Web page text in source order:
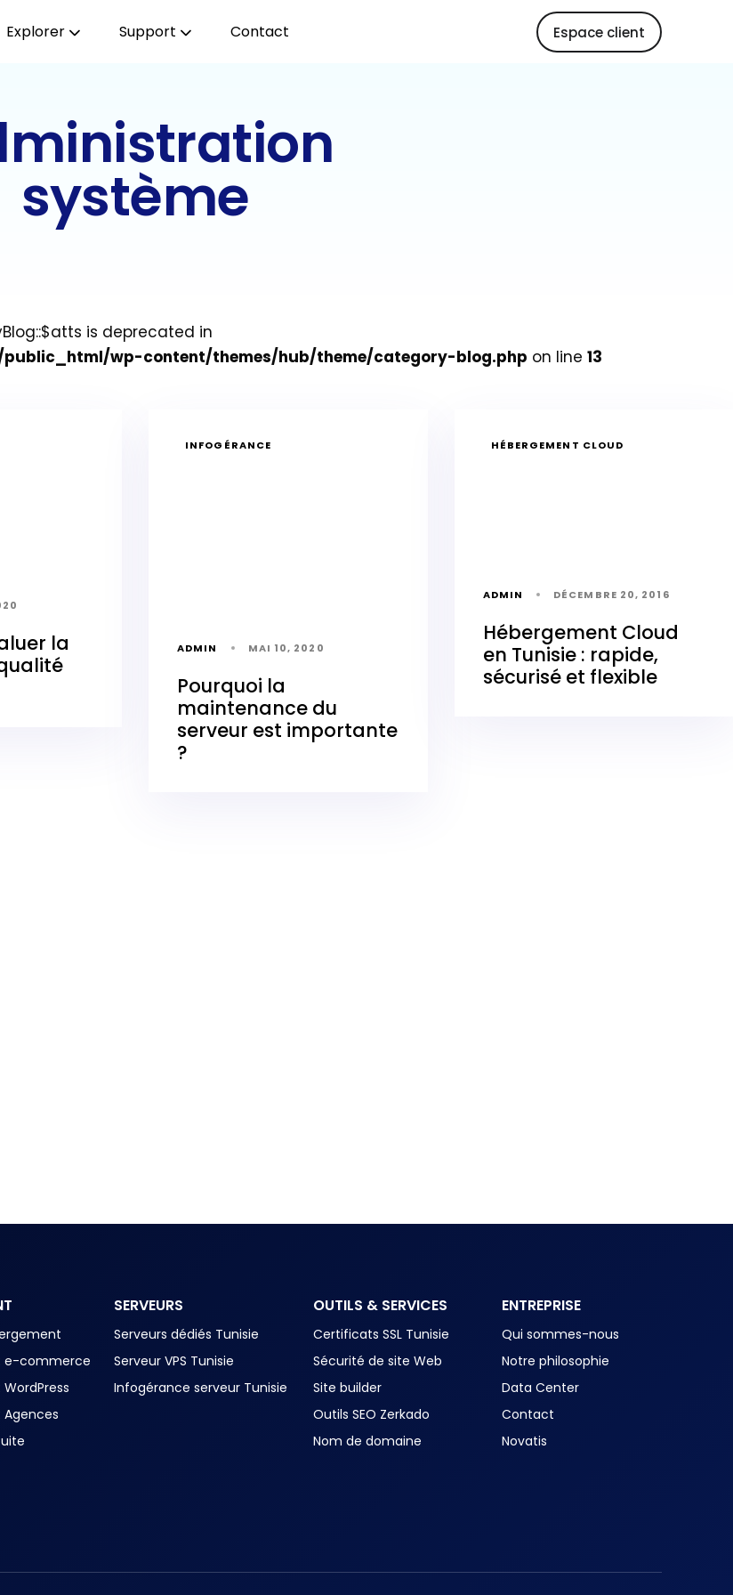
Explorer Support Contact Espace client
système
is deprecated in
wp-content/themes/hub/theme/category-blog.php on line 13
la
INFOGÉRANCE
ADMIN MAI 10, 2020
Pourquoi la
maintenance du
serveur est importante
?
HÉBERGEMENT CLOUD
ADMIN DÉCEMBRE 20, 2016
Hébergement Cloud
en Tunisie : rapide,
sécurisé et flexible
e-commerce
SERVEURS
Serveurs dédiés Tunisie
Serveur VPS Tunisie
Infogérance serveur Tunisie
OUTILS & SERVICES
Certificats SSL Tunisie
Sécurité de site Web
Site builder
Outils SEO Zerkado
Nom de domaine
ENTREPRISE
Qui sommes-nous
Notre philosophie
Data Center
Contact
Novatis